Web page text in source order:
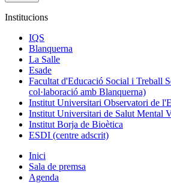
Institucions
IQS
Blanquerna
La Salle
Esade
Facultat d'Educació Social i Treball
col·laboració amb Blanquerna)
Institut Universitari Observatori de
Institut Universitari de Salut Mental
Institut Borja de Bioètica
ESDI (centre adscrit)
Inici
Sala de premsa
Agenda